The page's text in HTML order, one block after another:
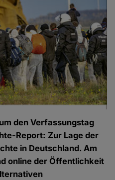
den Verfassungstag
Report: Zur Lage der
in Deutschland. Am
online der Öffentlichkeit